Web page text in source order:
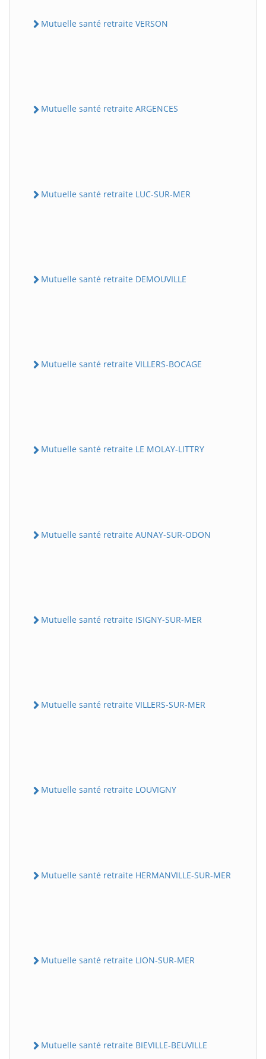
Mutuelle santé retraite VERSON
Mutuelle santé retraite ARGENCES
Mutuelle santé retraite LUC-SUR-MER
Mutuelle santé retraite DEMOUVILLE
Mutuelle santé retraite VILLERS-BOCAGE
Mutuelle santé retraite LE MOLAY-LITTRY
Mutuelle santé retraite AUNAY-SUR-ODON
Mutuelle santé retraite ISIGNY-SUR-MER
Mutuelle santé retraite VILLERS-SUR-MER
Mutuelle santé retraite LOUVIGNY
Mutuelle santé retraite HERMANVILLE-SUR-MER
Mutuelle santé retraite LION-SUR-MER
Mutuelle santé retraite BIEVILLE-BEUVILLE